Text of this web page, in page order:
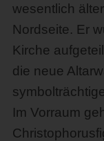
wesentlich
Nordseite. Er
Kirche
die neue
Im Vorraum